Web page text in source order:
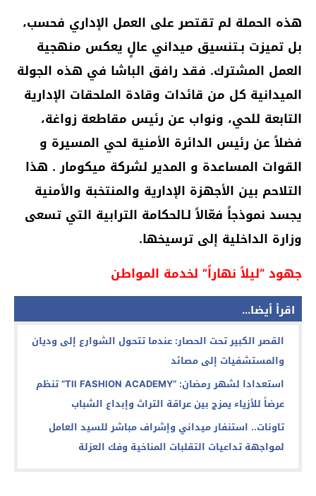
هذه الحملة لم تقتصر على العمل الإداري فحسب،
بل تميزت بـتنسيق ميداني عالٍ يعكس منهجية
العمل المشترك. فقد رافق الباشا في هذه الجولة
الميدانية كل من قائدات وقادة الملحقات الإدارية
التابعة للحي، ونواب عن رئيس مقاطعة زواغة،
فضلاً عن رئيس الدائرة الأمنية لحي المسيرة و
القوات المساعدة و المدير لشركة ميكومار . هذا
التلاحم بين الأجهزة الإدارية والمنتخبة والأمنية
يجسد نموذجاً فعّالاً لـالحكامة الترابية التي تسعى
وزارة الداخلية إلى ترسيخها.
جهود “ليلاً نهاراً” لخدمة المواطن
اقرأ أيضا...
القصر الكبير تحت الحصار: عندما تتحول الشوارع إلى وديان
والمستشفيات إلى مصائد
استعدادا لشهر رمضان: “Tll FASHION ACADEMY” تنظم
عرضاً للأزياء يمزج بين عراقة التراث وإبداع الشباب
تاونات.. استنفار ميداني وإشراف مباشر للسيد العامل
لمواجهة تداعيات التقلبات المناخية وفك العزلة